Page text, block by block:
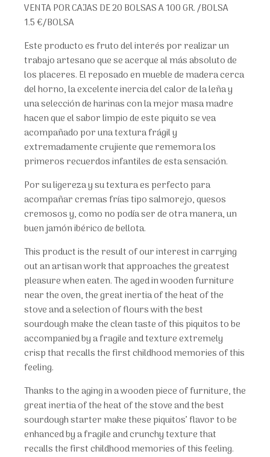
VENTA POR CAJAS DE 20 BOLSAS A 100 GR. /BOLSA
1.5 €/BOLSA
Este producto es fruto del interés por realizar un
trabajo artesano que se acerque al más absoluto de
los placeres. El reposado en mueble de madera cerca
del horno, la excelente inercia del calor de la leña y
una selección de harinas con la mejor masa madre
hacen que el sabor limpio de este piquito se vea
acompañado por una textura frágil y
extremadamente crujiente que rememora los
primeros recuerdos infantiles de esta sensación.
Por su ligereza y su textura es perfecto para
acompañar cremas frías tipo salmorejo, quesos
cremosos y, como no podía ser de otra manera, un
buen jamón ibérico de bellota.
This product is the result of our interest in carrying
out an artisan work that approaches the greatest
pleasure when eaten. The aged in wooden furniture
near the oven, the great inertia of the heat of the
stove and a selection of flours with the best
sourdough make the clean taste of this piquitos to be
accompanied by a fragile and texture extremely
crisp that recalls the first childhood memories of this
feeling.
Thanks to the aging in a wooden piece of furniture, the
great inertia of the heat of the stove and the best
sourdough starter make these piquitos’ flavor to be
enhanced by a fragile and crunchy texture that
recalls the first childhood memories of this feeling.